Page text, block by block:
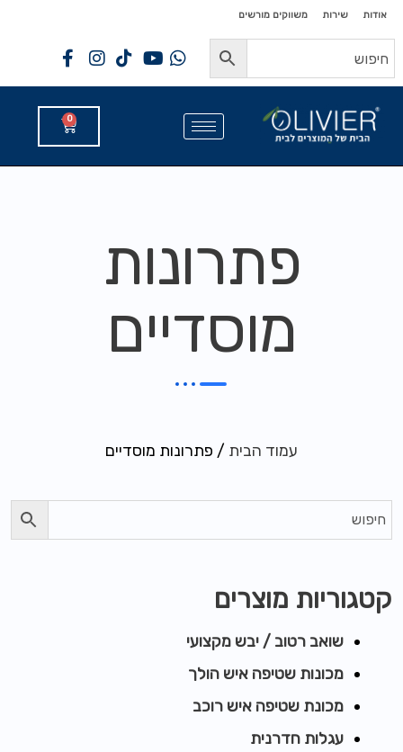
לתוכן
לתוכן
אודות שירות משווקים מורשים
0
פתרונות
מוסדיים
עמוד הבית / פתרונות מוסדיים
קטגוריות מוצרים
שואב רטוב / יבש מקצועי
מכונות שטיפה איש הולך
מכונת שטיפה איש רוכב
עגלות חדרנית